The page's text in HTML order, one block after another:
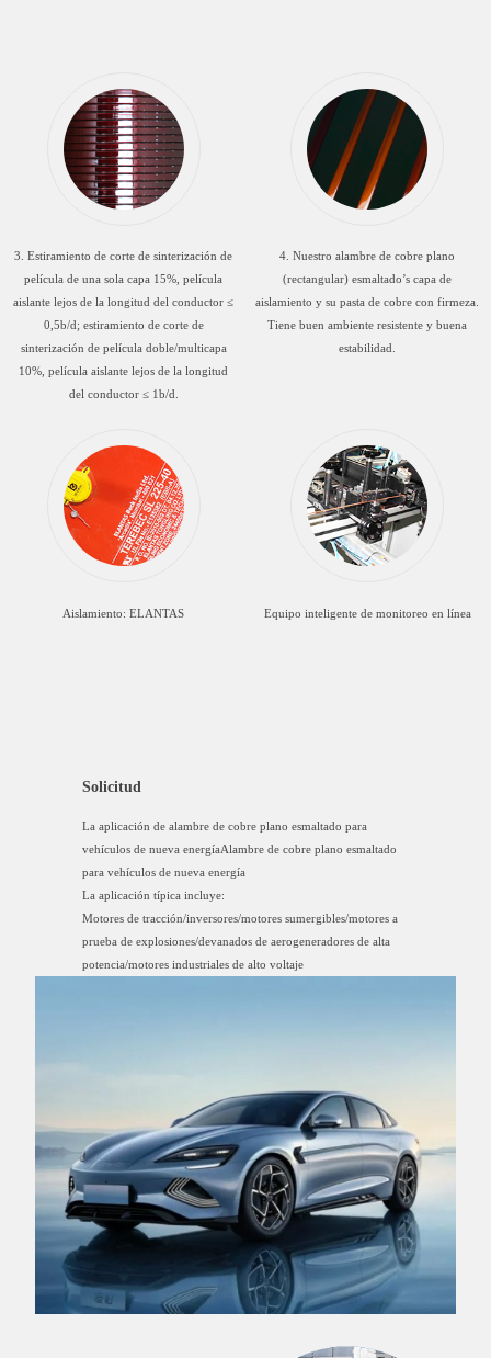
3. Estiramiento de corte de sinterización de
película de una sola capa 15%, película
aislante lejos de la longitud del conductor ≤
0,5b/d; estiramiento de corte de
sinterización de película doble/multicapa
10%, película aislante lejos de la longitud
del conductor ≤ 1b/d.
4. Nuestro alambre de cobre plano
(rectangular) esmaltado’s capa de
aislamiento y su pasta de cobre con firmeza.
Tiene buen ambiente resistente y buena
estabilidad.
Aislamiento: ELANTAS Equipo inteligente de monitoreo en línea
Solicitud
La aplicación de alambre de cobre plano esmaltado para
vehículos de nueva energíaAlambre de cobre plano esmaltado
para vehículos de nueva energía
La aplicación típica incluye:
Motores de tracción/inversores/motores sumergibles/motores a
prueba de explosiones/devanados de aerogeneradores de alta
potencia/motores industriales de alto voltaje